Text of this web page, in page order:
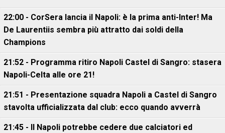
22:00 - CorSera lancia il Napoli: è la prima anti-Inter! Ma
De Laurentiis sembra più attratto dai soldi della
Champions
21:52 - Programma ritiro Napoli Castel di Sangro: stasera
Napoli-Celta alle ore 21!
21:51 - Presentazione squadra Napoli a Castel di Sangro
stavolta ufficializzata dal club: ecco quando avverrà
21:45 - Il Napoli potrebbe cedere due calciatori ed